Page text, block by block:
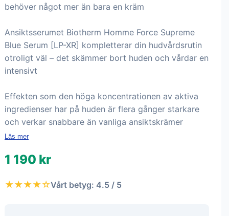
behöver något mer än bara en kräm
Ansiktsserumet Biotherm Homme Force Supreme
Blue Serum [LP-XR] kompletterar din hudvårdsrutin
otroligt väl – det skämmer bort huden och vårdar en
intensivt
Effekten som den höga koncentrationen av aktiva
ingredienser har på huden är flera gånger starkare
och verkar snabbare än vanliga ansiktskrämer
Läs mer
1 190 kr
★★★★☆Vårt betyg: 4.5 / 5